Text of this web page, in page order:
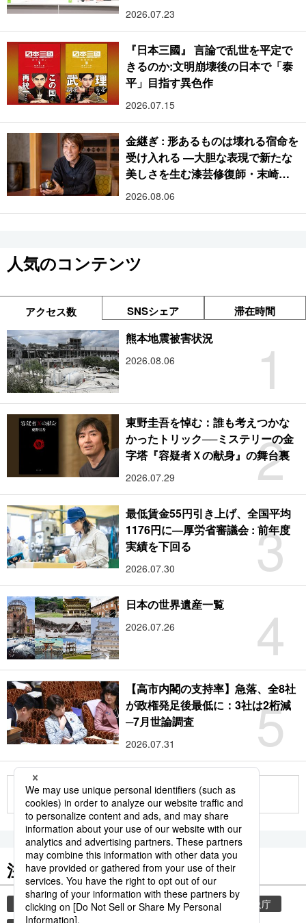
2026.07.23
『日本三國』 言論で乱世を平定で
きるのか:文明崩壊後の日本で「泰
平」目指す異色作
2026.07.15
金継ぎ : 形あるものは壊れる宿命を
受け入れる ―大胆な表現で新たな
美しさを生む漆芸修復師・末崎広
樹
2026.08.06
人気のコンテンツ
アクセス数 SNSシェア 滞在時間
1
熊本地震被害状況
2026.08.06
2
東野圭吾を悼む：誰も考えつかな
かったトリック──ミステリーの金
字塔『容疑者Ｘの献身』の舞台裏
2026.07.29
3
最低賃金55円引き上げ、全国平均
1176円に―厚労省審議会 : 前年度
実績を下回る
2026.07.30
4
日本の世界遺産一覧
2026.07.26
5
【高市内閣の支持率】急落、全8社
が政権発足後最低に：3社は2桁減
─7月世論調査
2026.07.31
もっと見る
注目のキーワード
共同通信ニュース 気象・災害 観光
気象庁